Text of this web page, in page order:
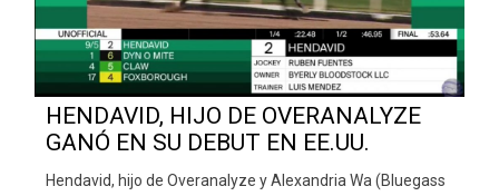
HENDAVID, HIJO DE OVERANALYZE
GANÓ EN SU DEBUT EN EE.UU.
Hendavid, hijo de Overanalyze y Alexandria Wa (Bluegass